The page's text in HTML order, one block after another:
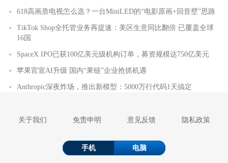
618高画质电视怎么选？一台MiniLED的“电影原画+回音壁”思路
TikTok Shop全托管业务再提速：美区生意同比翻倍 已覆盖全球
16国
SpaceX IPO已获100亿美元级机构订单，募资规模达750亿美元
苹果官宣AI升级 国内“果链”企业抢抓机遇
Anthropic深夜炸场，推出新模型：5000万行代码1天搞定
关于我们 免责申明 意见反馈 隐私政策
手机 电脑